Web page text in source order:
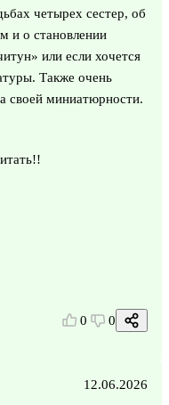
четырех сестер, об
и о становлении
или если хочется
Также очень
своей миниатюрности.
0 0
12.06.2026